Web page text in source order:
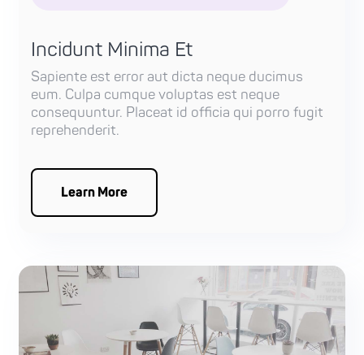
Incidunt Minima Et
Sapiente est error aut dicta neque ducimus
eum. Culpa cumque voluptas est neque
consequuntur. Placeat id officia qui porro fugit
reprehenderit.
Learn More